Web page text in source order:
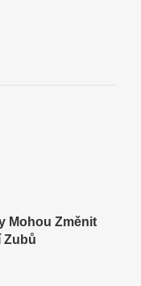
Mohou Změnit
Zubů